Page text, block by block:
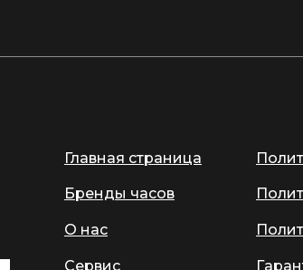
Главная страница
Бренды часов
О нас
Сервис